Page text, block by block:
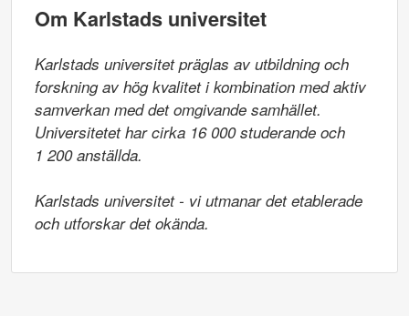
Om Karlstads universitet
Karlstads universitet präglas av utbildning och
forskning av hög kvalitet i kombination med aktiv
samverkan med det omgivande samhället.
Universitetet har cirka 16 000 studerande och
1 200 anställda.
Karlstads universitet - vi utmanar det etablerade
och utforskar det okända.